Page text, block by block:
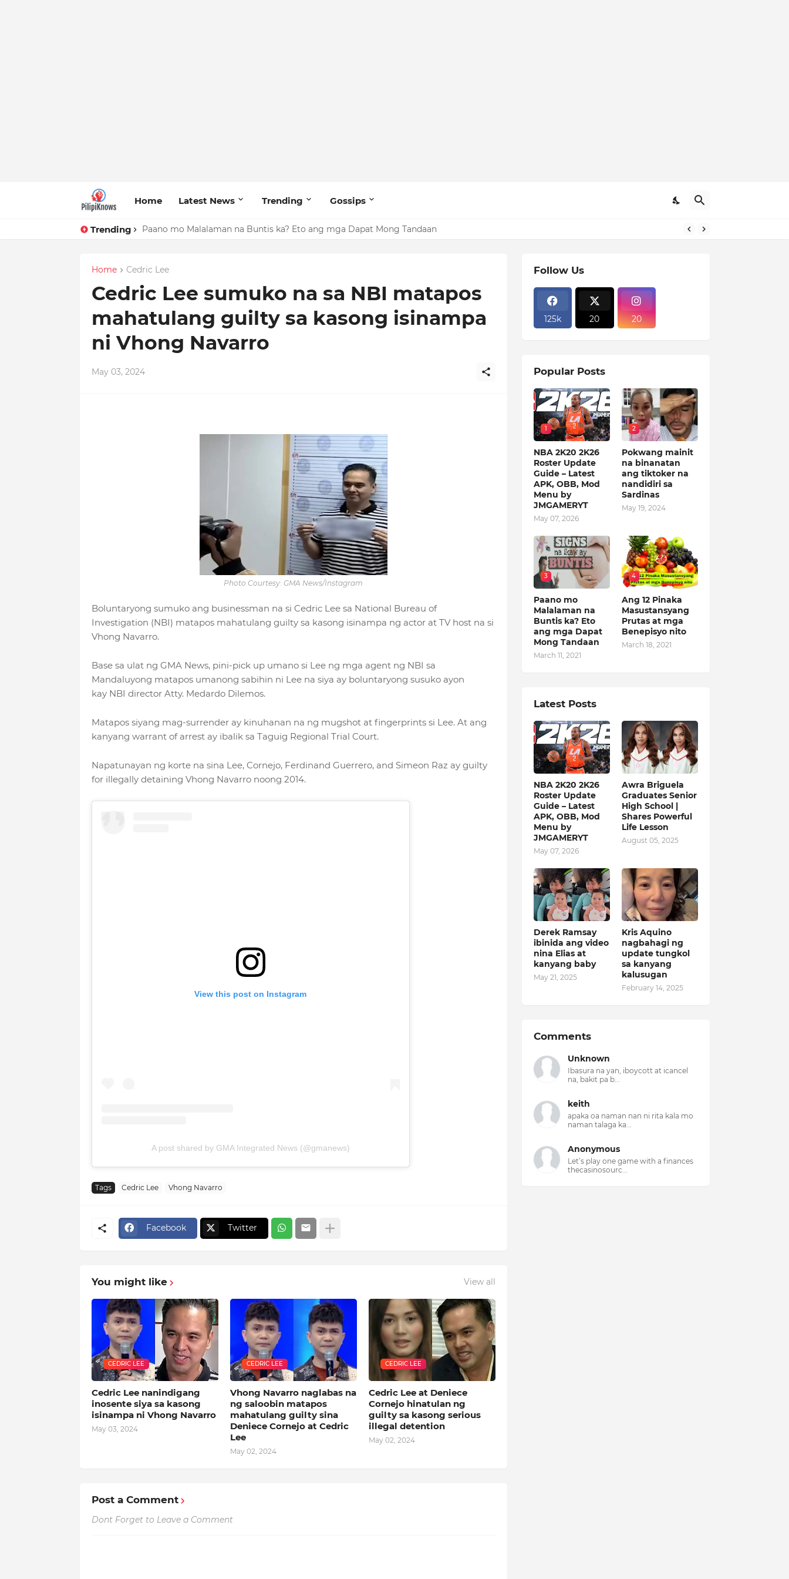
Home Latest News Trending Gossips
Trending Paano mo Malalaman na Buntis ka? Eto ang mga Dapat Mong Tandaan
Home Cedric Lee
Cedric Lee sumuko na sa NBI matapos
mahatulang guilty sa kasong isinampa
ni Vhong Navarro
May 03, 2024
Photo Courtesy: GMA News/Instagram
Boluntaryong sumuko ang businessman na si Cedric Lee sa National Bureau of
Investigation (NBI) matapos mahatulang guilty sa kasong isinampa ng actor at TV host na si
Vhong Navarro.
Base sa ulat ng GMA News, pini-pick up umano si Lee ng mga agent ng NBI sa
Mandaluyong matapos umanong sabihin ni Lee na siya ay boluntaryong susuko ayon
kay NBI director Atty. Medardo Dilemos.
Matapos siyang mag-surrender ay kinuhanan na ng mugshot at fingerprints si Lee. At ang
kanyang warrant of arrest ay ibalik sa Taguig Regional Trial Court.
Napatunayan ng korte na sina Lee, Cornejo, Ferdinand Guerrero, and Simeon Raz ay guilty
for illegally detaining Vhong Navarro noong 2014.
View this post on Instagram
A post shared by GMA Integrated News (@gmanews)
Tags Cedric Lee Vhong Navarro
Facebook Twitter
You might like View all
CEDRIC LEE
Cedric Lee nanindigang
inosente siya sa kasong
isinampa ni Vhong Navarro
May 03, 2024
CEDRIC LEE
Vhong Navarro naglabas na
ng saloobin matapos
mahatulang guilty sina
Deniece Cornejo at Cedric
Lee
May 02, 2024
CEDRIC LEE
Cedric Lee at Deniece
Cornejo hinatulan ng
guilty sa kasong serious
illegal detention
May 02, 2024
Post a Comment
Dont Forget to Leave a Comment
Follow Us
125k 20 20
Popular Posts
1
NBA 2K20 2K26
Roster Update
Guide – Latest
APK, OBB, Mod
Menu by
JMGAMERYT
May 07, 2026
2
Pokwang mainit
na binanatan
ang tiktoker na
nandidiri sa
Sardinas
May 19, 2024
3
Paano mo
Malalaman na
Buntis ka? Eto
ang mga Dapat
Mong Tandaan
March 11, 2021
4
Ang 12 Pinaka
Masustansyang
Prutas at mga
Benepisyo nito
March 18, 2021
Latest Posts
NBA 2K20 2K26
Roster Update
Guide – Latest
APK, OBB, Mod
Menu by
JMGAMERYT
May 07, 2026
Awra Briguela
Graduates Senior
High School |
Shares Powerful
Life Lesson
August 05, 2025
Derek Ramsay
ibinida ang video
nina Elias at
kanyang baby
May 21, 2025
Kris Aquino
nagbahagi ng
update tungkol
sa kanyang
kalusugan
February 14, 2025
Comments
Unknown
Ibasura na yan, iboycott at icancel
na, bakit pa b...
keith
apaka oa naman nan ni rita kala mo
naman talaga ka...
Anonymous
Let’s play one game with a finances
thecasinosourc...